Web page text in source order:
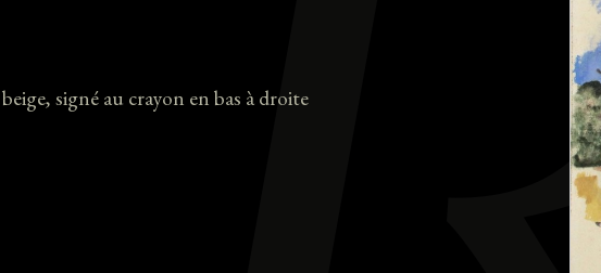
signé au crayon en bas à droite